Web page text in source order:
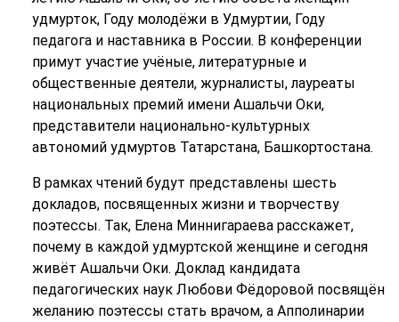
удмурток, Году молодёжи в Удмуртии, Году
педагога и наставника в России. В конференции
примут участие учёные, литературные и
общественные деятели, журналисты, лауреаты
национальных премий имени Ашальчи Оки,
представители национально-культурных
автономий удмуртов Татарстана, Башкортостана.
В рамках чтений будут представлены шесть
докладов, посвященных жизни и творчеству
поэтессы. Так, Елена Миннигараева расскажет,
почему в каждой удмуртской женщине и сегодня
живёт Ашальчи Оки. Доклад кандидата
педагогических наук Любови Фёдоровой посвящён
желанию поэтессы стать врачом, а Апполинарии